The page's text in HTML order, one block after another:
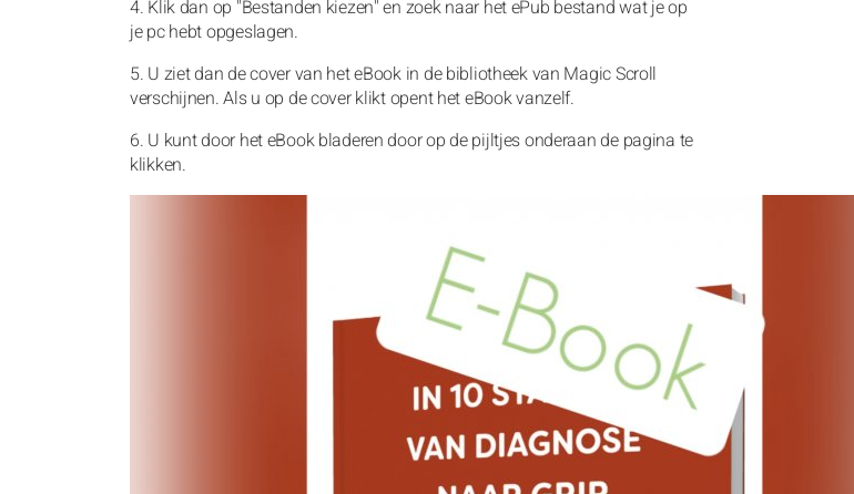
4. Klik dan op "Bestanden kiezen" en zoek naar het ePub bestand wat je op
je pc hebt opgeslagen.
5. U ziet dan de cover van het eBook in de bibliotheek van Magic Scroll
verschijnen. Als u op de cover klikt opent het eBook vanzelf.
6. U kunt door het eBook bladeren door op de pijltjes onderaan de pagina te
klikken.